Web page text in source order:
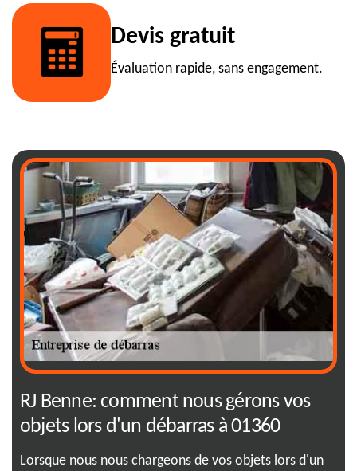
Devis gratuit
Évaluation rapide, sans engagement.
RJ Benne: comment nous gérons vos
objets lors d'un débarras à 01360
Lorsque nous nous chargeons de vos objets lors d'un